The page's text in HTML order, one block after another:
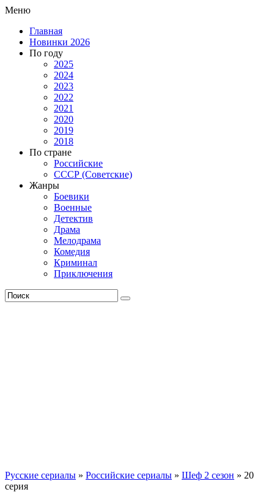
Меню
Главная
Новинки 2026
По году
2025
2024
2023
2022
2021
2020
2019
2018
По стране
Российские
СССР (Советские)
Жанры
Боевики
Военные
Детектив
Драма
Мелодрама
Комедия
Криминал
Приключения
Русские сериалы » Российские сериалы » Шеф 2 сезон » 20
серия